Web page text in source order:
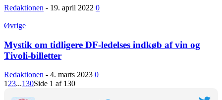
Redaktionen - 19. april 2022 0
Øvrige
Mystik om tidligere DF-ledelses indkøb af vin og
Tivoli-billetter
Redaktionen - 4. marts 2023 0
1 23...130Side 1 af 130